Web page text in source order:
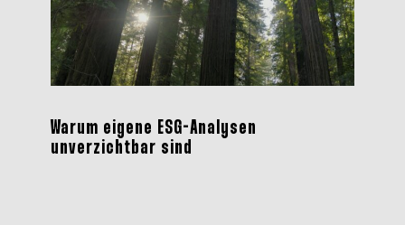
Warum eigene ESG-Analysen
unverzichtbar sind